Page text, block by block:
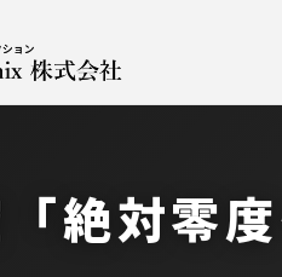
絶対零